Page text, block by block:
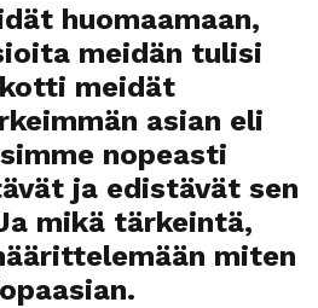
huomaamaan,
meidän tulisi
meidät
asian eli
nopeasti
ja edistävät sen
mikä tärkeintä,
miten